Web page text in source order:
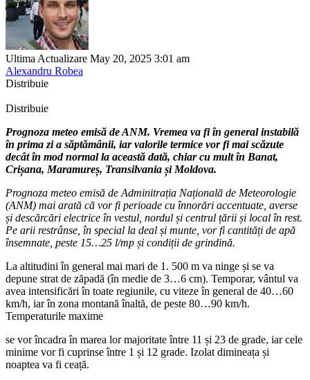
Ultima Actualizare May 20, 2025 3:01 am
Alexandru Robea
Distribuie
Distribuie
Prognoza meteo emisă de ANM. Vremea va fi în general instabilă
în prima zi a săptămânii, iar valorile termice vor fi mai scăzute
decât în mod normal la această dată, chiar cu mult în Banat,
Crișana, Maramureș, Transilvania și Moldova.
Prognoza meteo emisă de Adminitrația Națională de Meteorologie
(ANM) mai arată că vor fi perioade cu înnorări accentuate, averse
și descărcări electrice în vestul, nordul și centrul țării și local în rest.
Pe arii restrânse, în special la deal și munte, vor fi cantități de apă
însemnate, peste 15…25 l/mp și condiții de grindină.
La altitudini în general mai mari de 1. 500 m va ninge și se va
depune strat de zăpadă (în medie de 3…6 cm). Temporar, vântul va
avea intensificări în toate regiunile, cu viteze în general de 40…60
km/h, iar în zona montană înaltă, de peste 80…90 km/h.
Temperaturile maxime
se vor încadra în marea lor majoritate între 11 și 23 de grade, iar cele
minime vor fi cuprinse între 1 și 12 grade. Izolat dimineața și
noaptea va fi ceață.